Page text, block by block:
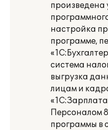
произведена
настройка
программе,
система
выгрузка
лицам и
Персоналом
программы в